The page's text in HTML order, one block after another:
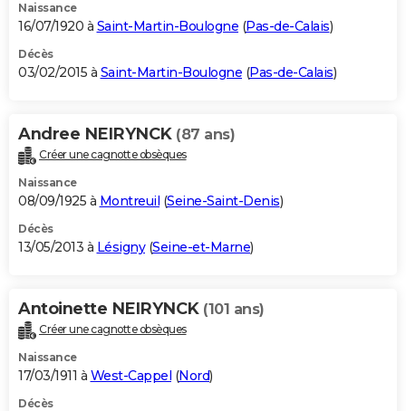
Naissance
16/07/1920 à Saint-Martin-Boulogne (Pas-de-Calais)
Décès
03/02/2015 à Saint-Martin-Boulogne (Pas-de-Calais)
Andree NEIRYNCK (87 ans)
Créer une cagnotte obsèques
Naissance
08/09/1925 à Montreuil (Seine-Saint-Denis)
Décès
13/05/2013 à Lésigny(Seine-et-Marne)
Antoinette NEIRYNCK (101 ans)
Créer une cagnotte obsèques
Naissance
17/03/1911 à West-Cappel (Nord)
Décès